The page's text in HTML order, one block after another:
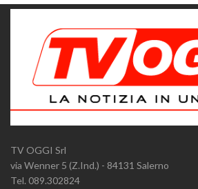
TV OGGI Srl
via Wenner 5 (Z.Ind.) - 84131 Salerno
Tel. 089.302824